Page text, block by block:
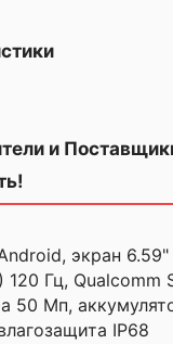
и
на
обновления 120
до 512 ГБ, что
экран 6.59"
120 Гц, Qualcomm
50 Мп,
IP68
день! Очень
поделиться
оценка —
присматривался
телефону, и
в
были
любезны,
не мог не